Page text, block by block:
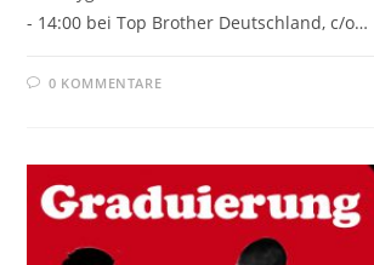
- 14:00 bei Top Brother Deutschland, c/o…
0 KOMMENTARE